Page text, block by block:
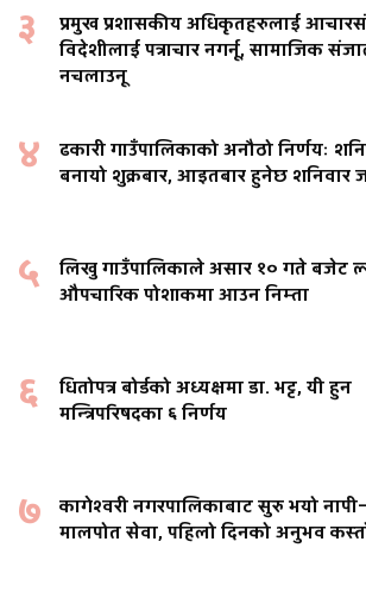
३
प्रमुख प्रशासकीय अधिकृतहरुलाई
विदेशीलाई पत्राचार नगर्नू, सामाजिक
नचलाउनू
४
ढकारी गाउँपालिकाको अनौठो निर्णयः
बनायो शुक्रबार, आइतबार हुनेछ शनिवार
५
लिखु गाउँपालिकाले असार १० गते बजेट
औपचारिक पोशाकमा आउन निम्ता
६
धितोपत्र बोर्डको अध्यक्षमा डा. भट्ट, यी हुन
मन्त्रिपरिषदका ६ निर्णय
७
कागेश्वरी नगरपालिकाबाट सुरु भयो नापी–
मालपोत सेवा, पहिलो दिनको अनुभव